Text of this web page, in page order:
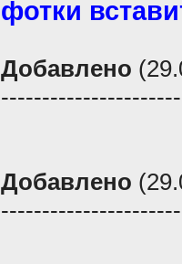
фотки
Добавлено
Добавлено